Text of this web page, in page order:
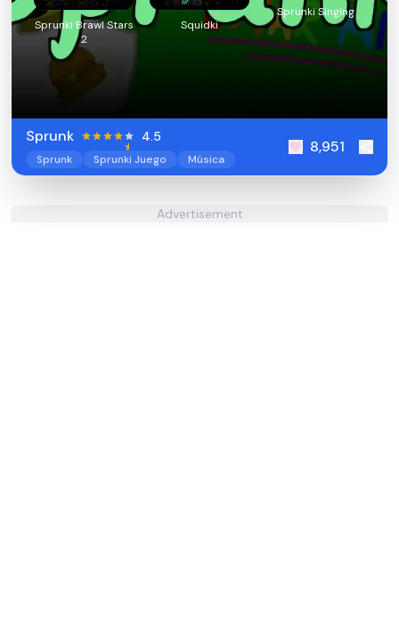
Sprunki Brawl Stars
2
Squidki
Sprunki Singing
Sprunk 4.5
Sprunk Sprunki Juego Música
8,951
Advertisement